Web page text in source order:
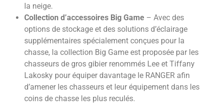
la neige.
Collection d’accessoires Big Game – Avec des
options de stockage et des solutions d’éclairage
supplémentaires spécialement conçues pour la
chasse, la collection Big Game est proposée par les
chasseurs de gros gibier renommés Lee et Tiffany
Lakosky pour équiper davantage le RANGER afin
d’amener les chasseurs et leur équipement dans les
coins de chasse les plus reculés.